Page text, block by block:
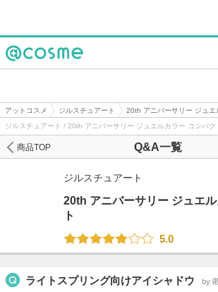
アットコスメ ジルスチュアート 20th アニバーサリー ジュエ
ジルスチュアート / 20th アニバーサリー ジュエルカラー コンパク
Q&A一覧
商品TOP
ジルスチュアート
20th アニバーサリー ジュエ
ト
5.0
ライトスプリング向けアイシャドウ by